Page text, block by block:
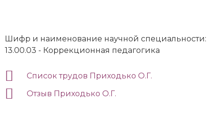
Шифр и наименование научной специальности:
13.00.03 - Коррекционная педагогика
Список трудов Приходько О.Г.
Отзыв Приходько О.Г.